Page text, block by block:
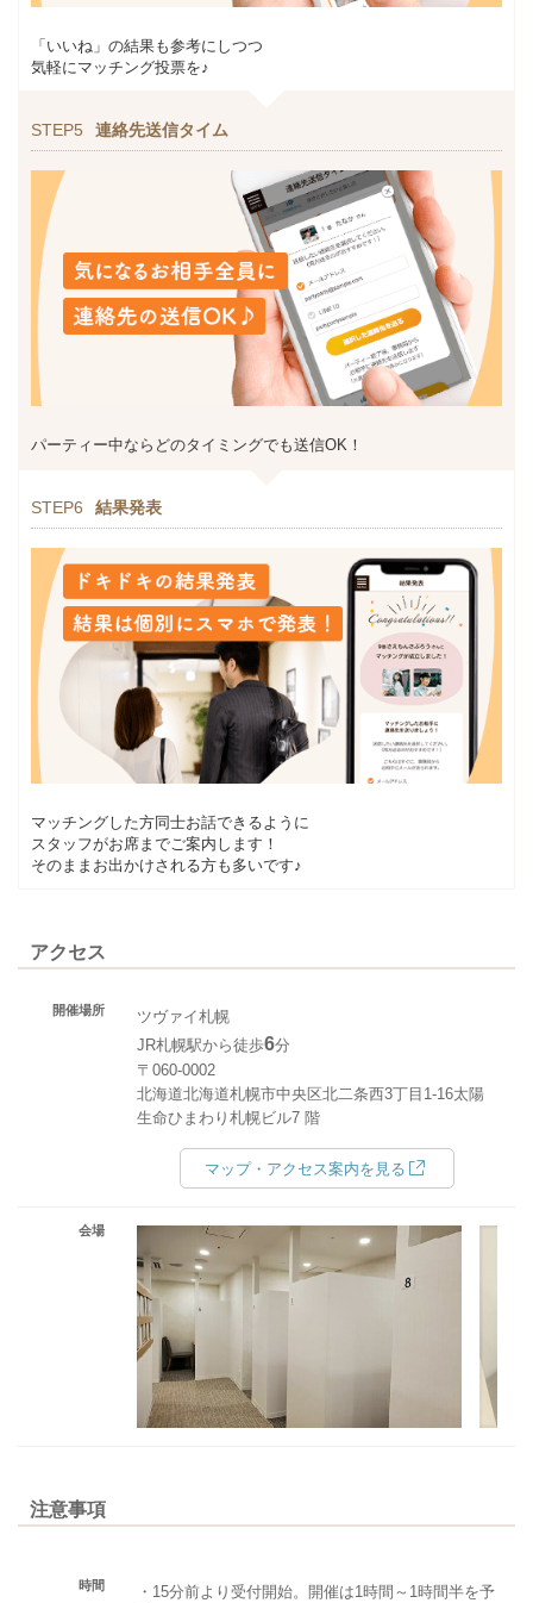
「いいね」の結果も参考にしつつ
気軽にマッチング投票を♪
STEP5 連絡先送信タイム
パーティー中ならどのタイミングでも送信OK！
STEP6 結果発表
マッチングした方同士お話できるように
スタッフがお席までご案内します！
そのままお出かけされる方も多いです♪
アクセス
開催場所
ツヴァイ札幌
JR札幌駅から徒歩6分
〒060-0002
北海道北海道札幌市中央区北二条西3丁目1-16太陽
生命ひまわり札幌ビル7 階
マップ・アクセス案内を見る
会場
注意事項
時間
・15分前より受付開始。開催は1時間～1時間半を予